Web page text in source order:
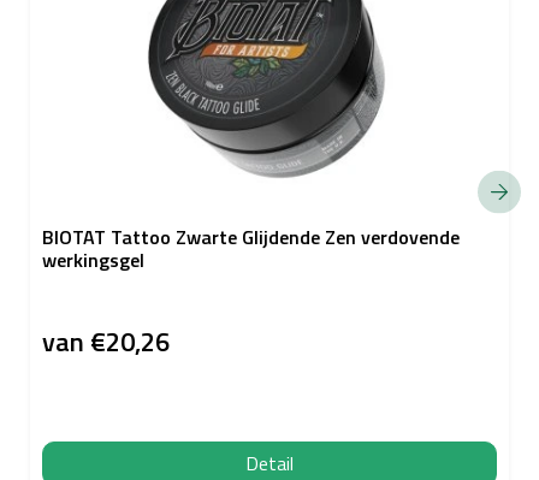
BIOTAT Tattoo Zwarte Glijdende Zen verdovende
werkingsgel
van €20,26
Detail